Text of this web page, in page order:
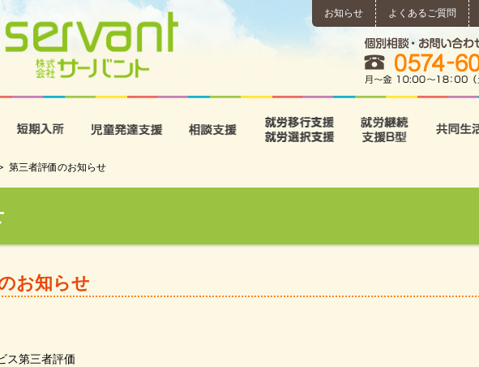
お知らせ よくあるご質問
相談支援 就労移行支援･就労選択支援
第三者評価のお知らせ
お知らせ
ス第三者評価